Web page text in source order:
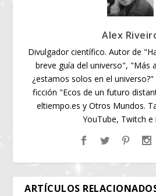
Alex
Divulgador científico. Autor de
breve guía del universo", "Más
¿estamos solos en el
ficción "Ecos de un futuro
eltiempo.es y Otros Mundos.
YouTube, Twitch e
ARTÍCULOS